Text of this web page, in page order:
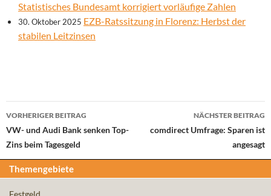
Statistisches Bundesamt korrigiert vorläufige Zahlen
30. Oktober 2025 EZB-Ratssitzung in Florenz: Herbst der
stabilen Leitzinsen
Beitrags-
Navigation
VORHERIGER BEITRAG
VW- und Audi Bank senken Top-
Zins beim Tagesgeld
NÄCHSTER BEITRAG
comdirect Umfrage: Sparen ist
angesagt
Themengebiete